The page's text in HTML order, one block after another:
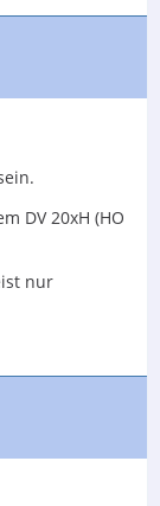
DV 20xH (HO
nur